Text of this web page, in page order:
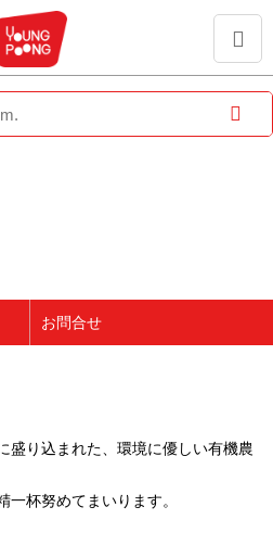
お問合せ
盛り込まれた、環境に優しい有機農
一杯努めてまいります。